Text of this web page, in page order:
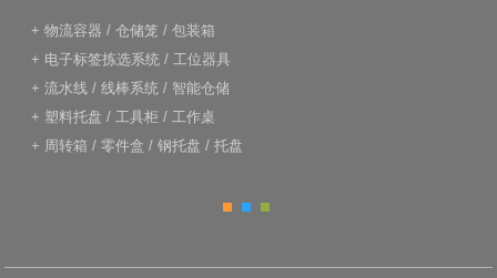
+ 物流容器 / 仓储笼 / 包装箱
+ 电子标签拣选系统 / 工位器具
+ 流水线 / 线棒系统 / 智能仓储
+ 塑料托盘 / 工具柜 / 工作桌
+ 周转箱 / 零件盒 / 钢托盘 / 托盘